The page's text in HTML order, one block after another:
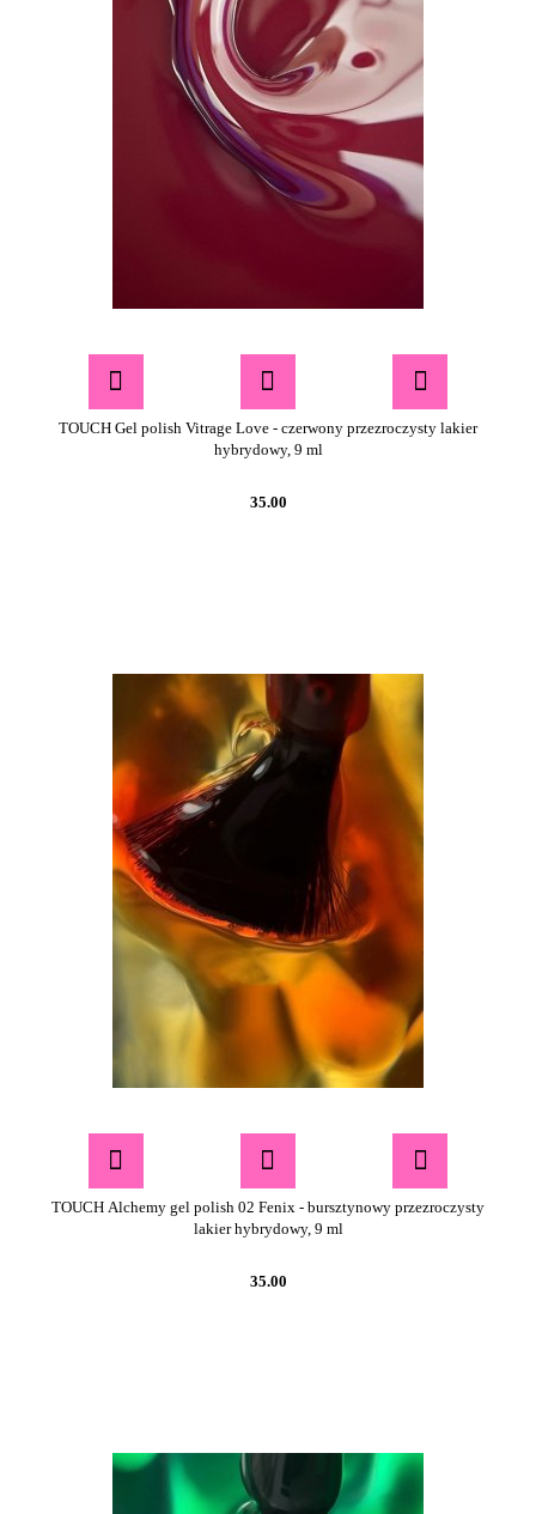
TOUCH Gel polish Vitrage Love - czerwony przezroczysty lakier
hybrydowy, 9 ml
35.00
TOUCH Alchemy gel polish 02 Fenix - bursztynowy przezroczysty
lakier hybrydowy, 9 ml
35.00